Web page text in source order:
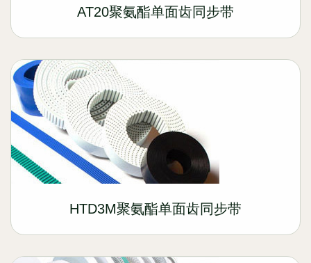
AT20聚氨酯单面齿同步带
HTD3M聚氨酯单面齿同步带